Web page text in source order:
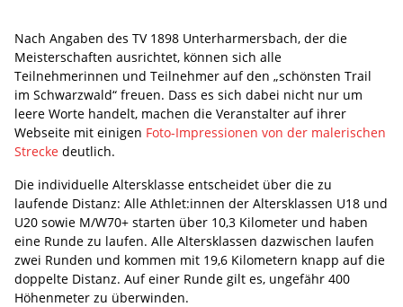
Nach Angaben des TV 1898 Unterharmersbach, der die
Meisterschaften ausrichtet, können sich alle
Teilnehmerinnen und Teilnehmer auf den „schönsten Trail
im Schwarzwald“ freuen. Dass es sich dabei nicht nur um
leere Worte handelt, machen die Veranstalter auf ihrer
Webseite mit einigen Foto-Impressionen von der malerischen
Strecke deutlich.
Die individuelle Altersklasse entscheidet über die zu
laufende Distanz: Alle Athlet:innen der Altersklassen U18 und
U20 sowie M/W70+ starten über 10,3 Kilometer und haben
eine Runde zu laufen. Alle Altersklassen dazwischen laufen
zwei Runden und kommen mit 19,6 Kilometern knapp auf die
doppelte Distanz. Auf einer Runde gilt es, ungefähr 400
Höhenmeter zu überwinden.